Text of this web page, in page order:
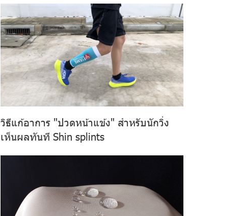
วิธีแก้อาการ "ปวดหน้าแข้ง" สำหรับนักวิ่ง
เห็นผลทันที Shin splints